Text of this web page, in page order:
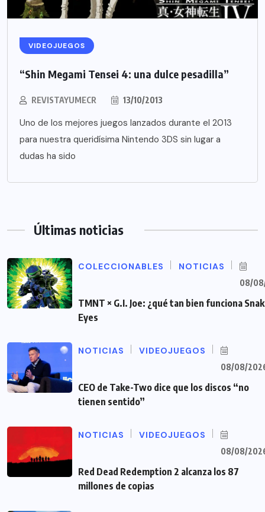
VIDEOJUEGOS
“Shin Megami Tensei 4: una dulce pesadilla”
REVISTAYUMECR 13/10/2013
Uno de los mejores juegos lanzados durante el 2013
para nuestra queridísima Nintendo 3DS sin lugar a
dudas ha sido
Últimas noticias
COLECCIONABLES NOTICIAS
08/
TMNT × G.I. Joe: ¿qué tan bien funciona
Eyes
NOTICIAS VIDEOJUEGOS
08/08/
CEO de Take-Two dice que los discos “no
tienen sentido”
NOTICIAS VIDEOJUEGOS
08/08/
Red Dead Redemption 2 alcanza los 87
millones de copias